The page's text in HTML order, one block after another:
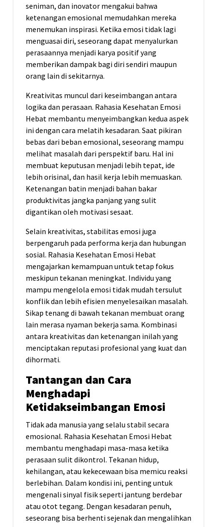
seniman, dan inovator mengakui bahwa
ketenangan emosional memudahkan mereka
menemukan inspirasi. Ketika emosi tidak lagi
menguasai diri, seseorang dapat menyalurkan
perasaannya menjadi karya positif yang
memberikan dampak bagi diri sendiri maupun
orang lain di sekitarnya.
Kreativitas muncul dari keseimbangan antara
logika dan perasaan. Rahasia Kesehatan Emosi
Hebat membantu menyeimbangkan kedua aspek
ini dengan cara melatih kesadaran. Saat pikiran
bebas dari beban emosional, seseorang mampu
melihat masalah dari perspektif baru. Hal ini
membuat keputusan menjadi lebih tepat, ide
lebih orisinal, dan hasil kerja lebih memuaskan.
Ketenangan batin menjadi bahan bakar
produktivitas jangka panjang yang sulit
digantikan oleh motivasi sesaat.
Selain kreativitas, stabilitas emosi juga
berpengaruh pada performa kerja dan hubungan
sosial. Rahasia Kesehatan Emosi Hebat
mengajarkan kemampuan untuk tetap fokus
meskipun tekanan meningkat. Individu yang
mampu mengelola emosi tidak mudah tersulut
konflik dan lebih efisien menyelesaikan masalah.
Sikap tenang di bawah tekanan membuat orang
lain merasa nyaman bekerja sama. Kombinasi
antara kreativitas dan ketenangan inilah yang
menciptakan reputasi profesional yang kuat dan
dihormati.
Tantangan dan Cara
Menghadapi
Ketidakseimbangan Emosi
Tidak ada manusia yang selalu stabil secara
emosional. Rahasia Kesehatan Emosi Hebat
membantu menghadapi masa-masa ketika
perasaan sulit dikontrol. Tekanan hidup,
kehilangan, atau kekecewaan bisa memicu reaksi
berlebihan. Dalam kondisi ini, penting untuk
mengenali sinyal fisik seperti jantung berdebar
atau otot tegang. Dengan kesadaran penuh,
seseorang bisa berhenti sejenak dan mengalihkan